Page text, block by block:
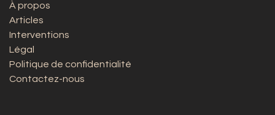
À propos
Articles
Interventions
Légal
Politique de confidentialité
Contactez-nous